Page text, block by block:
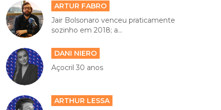
ARTUR FABRO
Jair Bolsonaro venceu praticamente
sozinho em 2018; a...
DANI NIERO
Açocril 30 anos
ARTHUR LESSA